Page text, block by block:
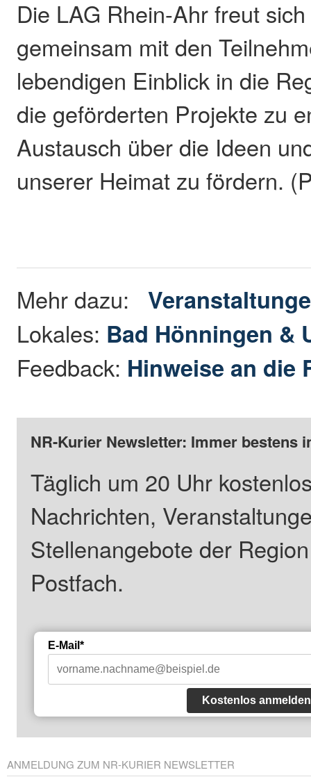
Die LAG Rhein-Ahr freut
gemeinsam mit den
lebendigen Einblick in die
die geförderten Projekte zu
Austausch über die Ideen
unserer Heimat zu fördern.
Mehr dazu:
Lokales: Bad Hönningen &
Feedback: Hinweise an die
NR-Kurier Newsletter: Immer bestens
Täglich um 20 Uhr
Nachrichten,
Stellenangebote der
Postfach.
E-Mail*
Kostenlos anmelden
ANMELDUNG ZUM NR-KURIER NEWSLETTER